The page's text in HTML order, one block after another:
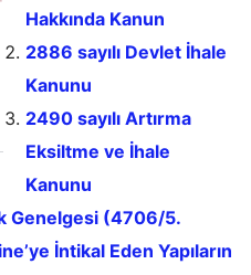
Hakkında Kanun
2886 sayılı Devlet İhale
Kanunu
2490 sayılı Artırma
Eksiltme ve İhale
Kanunu
Genelgesi (4706/5.
İntikal Eden Yapıların